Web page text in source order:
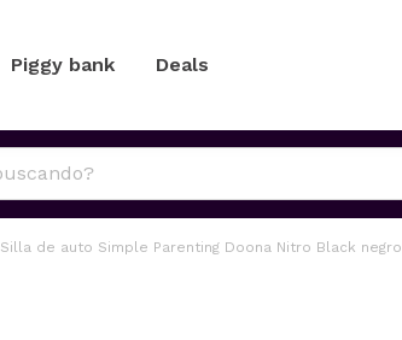
Piggy bank Deals
Silla de auto Simple Parenting Doona Nitro Black negro